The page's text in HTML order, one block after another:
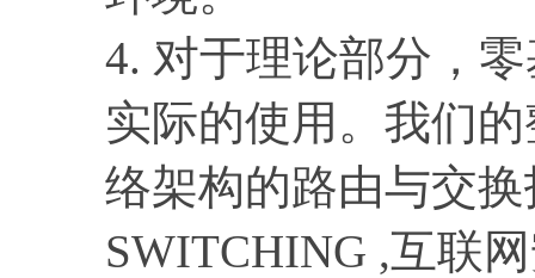
4. 对于理论部分，
实际的使用。我们
络架构的路由与交
SWITCHING ,互联